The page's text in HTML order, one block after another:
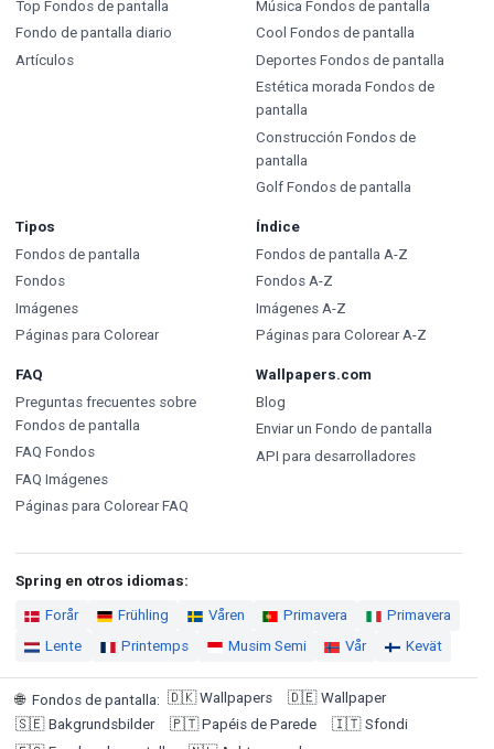
Top Fondos de pantalla
Fondo de pantalla diario
Artículos
Música Fondos de pantalla
Cool Fondos de pantalla
Deportes Fondos de pantalla
Estética morada Fondos de
pantalla
Construcción Fondos de
pantalla
Golf Fondos de pantalla
Tipos
Fondos de pantalla
Fondos
Imágenes
Páginas para Colorear
Índice
Fondos de pantalla A-Z
Fondos A-Z
Imágenes A-Z
Páginas para Colorear A-Z
FAQ
Preguntas frecuentes sobre
Fondos de pantalla
FAQ Fondos
FAQ Imágenes
Páginas para Colorear FAQ
Wallpapers.com
Blog
Enviar un Fondo de pantalla
API para desarrolladores
Spring en otros idiomas:
Forår Frühling Våren Primavera
Primavera
Lente
Printemps Musim Semi Vår Kevät
🌐 Fondos de pantalla: 🇩🇰 Wallpapers 🇩🇪 Wallpaper
🇸🇪 Bakgrundsbilder 🇵🇹 Papéis de Parede 🇮🇹 Sfondi